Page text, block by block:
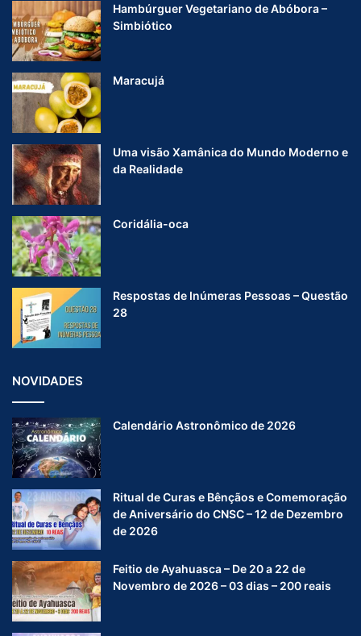
Hambúrguer Vegetariano de Abóbora –
Simbiótico
Maracujá
Uma visão Xamânica do Mundo Moderno e
da Realidade
Coridália-oca
Respostas de Inúmeras Pessoas – Questão
28
NOVIDADES
Calendário Astronômico de 2026
Ritual de Curas e Bênçãos e Comemoração
de Aniversário do CNSC – 12 de Dezembro
de 2026
Feitio de Ayahuasca – De 20 a 22 de
Novembro de 2026 – 03 dias – 200 reais